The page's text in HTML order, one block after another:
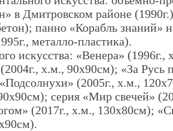
в Дмитровском районе
панно «Корабль знаний»
металло-пластика).
искусства: «Венера»
х.м., 90х90см); «За Русь
(2005г., х.м.,
серия «Мир свечей»
(2017г., х.м., 130х80см);